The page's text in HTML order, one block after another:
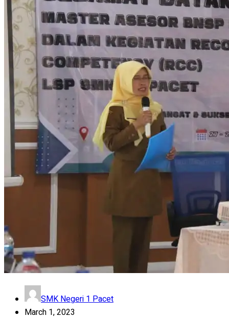
SMK Negeri 1 Pacet
March 1, 2023